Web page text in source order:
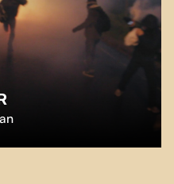
et professionnelles,
de manifestations et